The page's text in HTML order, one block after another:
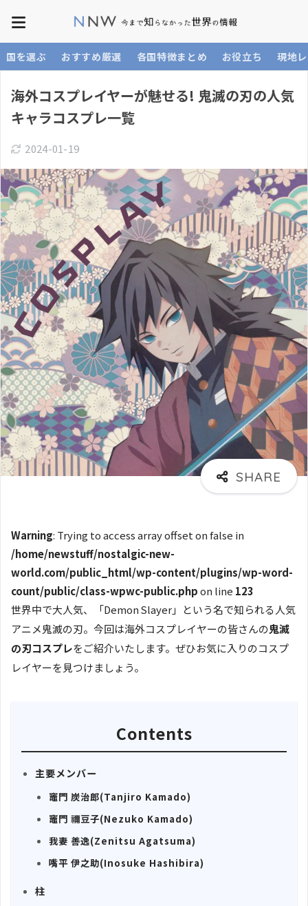
国を選ぶ おすすめ厳選 各国特徴まとめ お役立ち 現地
海外コスプレイヤーが魅せる! 鬼滅の刃の人気
キャラコスプレ一覧
2024-01-19
Warning: Trying to access array offset on false in
/home/newstuff/nostalgic-new-
world.com/public_html/wp-content/plugins/wp-word-
count/public/class-wpwc-public.phpon line 123
世界中で大人気、「Demon Slayer」という名で知られる人気
アニメ鬼滅の刃。今回は海外コスプレイヤーの皆さんの鬼滅
の刃コスプレをご紹介いたします。ぜひお気に入りのコスプ
レイヤーを見つけましょう。
Contents
主要メンバー
竈門 炭治郎(Tanjiro Kamado)
竈門 禰豆子(Nezuko Kamado)
我妻 善逸(Zenitsu Agatsuma)
嘴平 伊之助(Inosuke Hashibira)
柱